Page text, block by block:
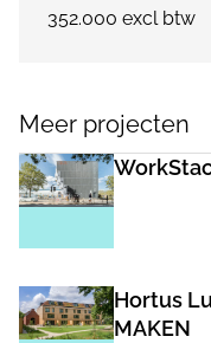
352.000 excl btw
Meer projecten
Hortus
MAKEN